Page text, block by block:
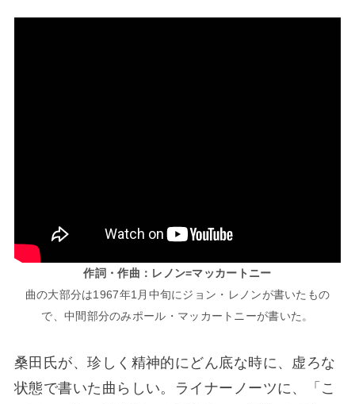
作詞・作曲：レノン=マッカートニー
曲の大部分は1967年1月中旬にジョン・レノンが書いたもの
で、中間部分のみポール・マッカートニーが書いた。
桑田氏が、珍しく精神的にどん底な時に、虚ろな
状態で書いた曲らしい。ライナーノーツに、「こ